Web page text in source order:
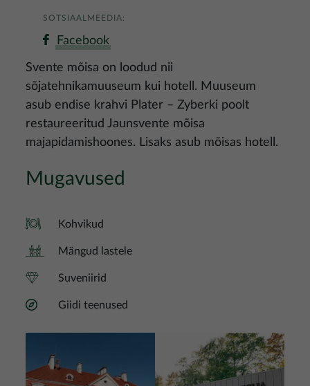
Svente mõisa on loodud nii
sõjatehnikamuuseum kui hotell. Muuseum
asub endise krahvi Plater – Zyberki poolt
restaureeritud Jaunsvente mõisa
majapidamishoones. Lisaks asub mõisas hotell.
Mugavused
Kohvikud
Mängud lastele
Suveniirid
Giidi teenused
SOTSIAALMEEDIA:
Facebook